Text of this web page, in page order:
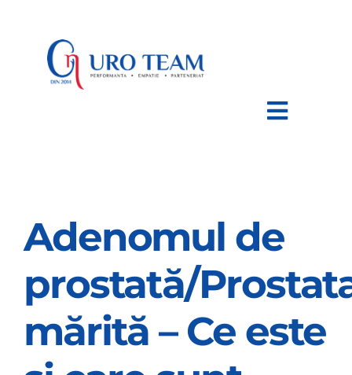
Toggle
DESPRE NOI
AFECTIUNI
TRATAMENTE
Adenomul de
prostată/
mărită – Ce este